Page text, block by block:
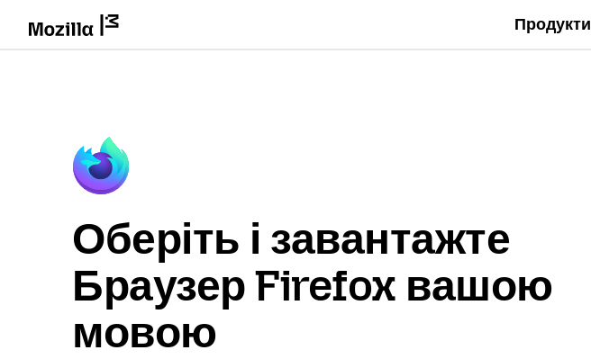
Продукти
Оберіть і завантажте
Браузер Firefox вашою
мовою